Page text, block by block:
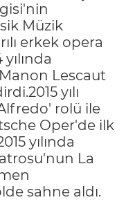
Müzik
erkek opera
Lescaut
yılı
rolü ile
Oper'de ilk
yılında
La
sahne aldı.